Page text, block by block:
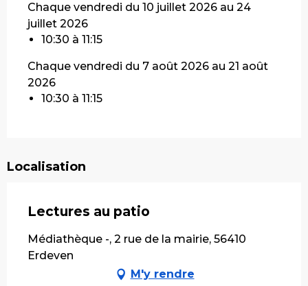
Chaque vendredi du 10 juillet 2026 au 24
juillet 2026
10:30 à 11:15
Chaque vendredi du 7 août 2026 au 21 août
2026
10:30 à 11:15
Localisation
Lectures au patio
Médiathèque -, 2 rue de la mairie, 56410
Erdeven
M'y rendre